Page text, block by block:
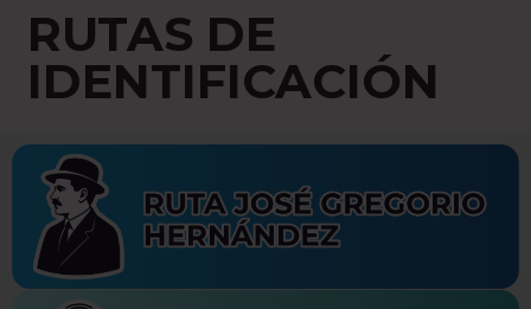
RUTAS DE
IDENTIFICACIÓN